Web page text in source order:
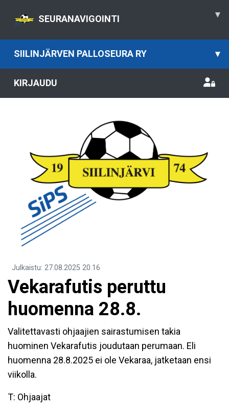
SEURANAVIGOINTI ▾
SIILINJÄRVEN PALLOSEURA RY ▾
KIRJAUDU
Julkaistu: 27.08.2025 20.16
Vekarafutis peruttu
huomenna 28.8.
Valitettavasti ohjaajien sairastumisen takia
huominen Vekarafutis joudutaan perumaan. Eli
huomenna 28.8.2025 ei ole Vekaraa, jatketaan ensi
viikolla.
T: Ohjaajat